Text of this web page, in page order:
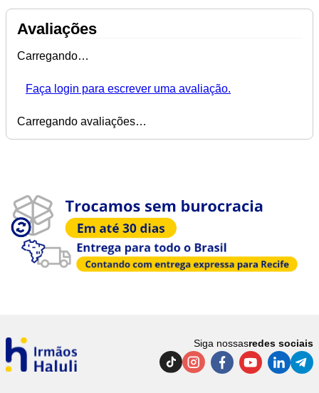
Avaliações
Carregando…
Faça login para escrever uma avaliação.
Carregando avaliações…
Siga nossasredes sociais